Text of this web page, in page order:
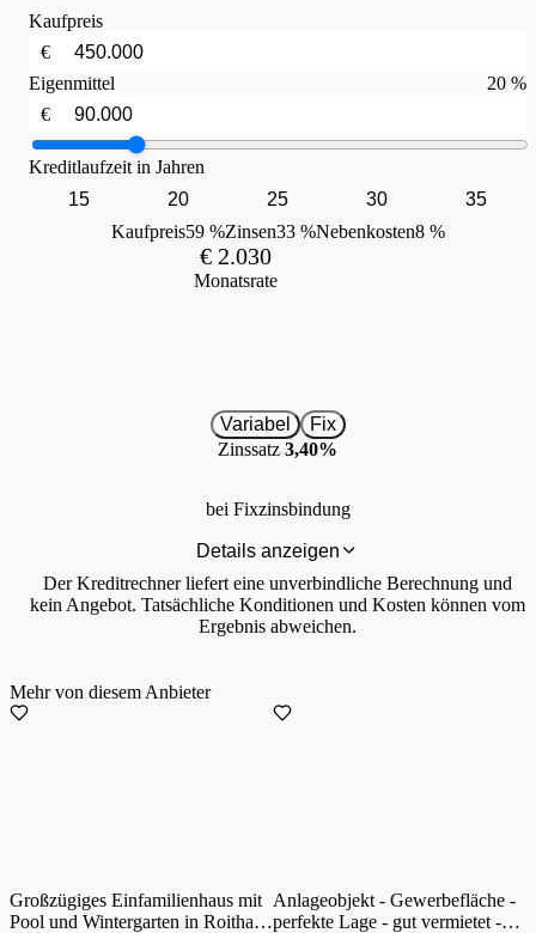
Kaufpreis
€
Eigenmittel
20 %
€
Kreditlaufzeit in Jahren
15
20 25 30
35
Kaufpreis59 %Zinsen33 %Nebenkosten8 %
€ 2.030
Monatsrate
Variabel
Fix
Zinssatz 3,40%
bei Fixzinsbindung
Details anzeigen
Der Kreditrechner liefert eine unverbindliche Berechnung und
kein Angebot. Tatsächliche Konditionen und Kosten können vom
Ergebnis abweichen.
Mehr von diesem Anbieter
Großzügiges Einfamilienhaus mit
Pool und Wintergarten in Roitham
Anlageobjekt - Gewerbefläche -
perfekte Lage - gut vermietet -